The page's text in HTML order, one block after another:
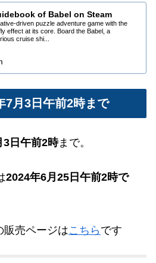
of Babel on Steam
driven puzzle adventure game with the
effect at its core. Board the Babel, a
cruise shi...
7月3日午前2時まで
3日午前2時まで。
2024年6月25日午前2時で
販売ページはこちら です